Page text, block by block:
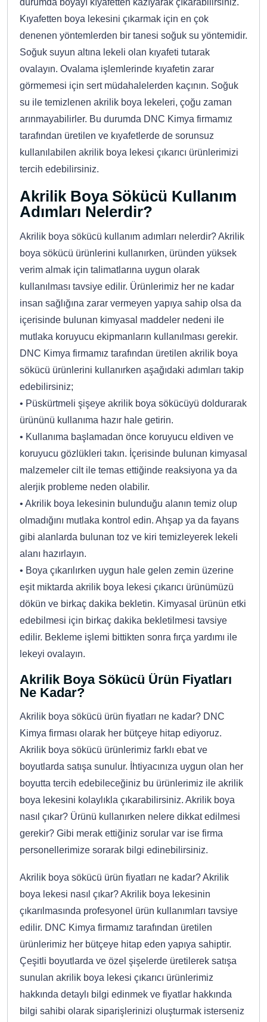
durumda boyayı kıyafetten kazıyarak çıkarabilirsiniz.
Kıyafetten boya lekesini çıkarmak için en çok
denenen yöntemlerden bir tanesi soğuk su yöntemidir.
Soğuk suyun altına lekeli olan kıyafeti tutarak
ovalayın. Ovalama işlemlerinde kıyafetin zarar
görmemesi için sert müdahalelerden kaçının. Soğuk
su ile temizlenen akrilik boya lekeleri, çoğu zaman
arınmayabilirler. Bu durumda DNC Kimya firmamız
tarafından üretilen ve kıyafetlerde de sorunsuz
kullanılabilen akrilik boya lekesi çıkarıcı ürünlerimizi
tercih edebilirsiniz.
Akrilik Boya Sökücü Kullanım
Adımları Nelerdir?
Akrilik boya sökücü kullanım adımları nelerdir? Akrilik
boya sökücü ürünlerini kullanırken, üründen yüksek
verim almak için talimatlarına uygun olarak
kullanılması tavsiye edilir. Ürünlerimiz her ne kadar
insan sağlığına zarar vermeyen yapıya sahip olsa da
içerisinde bulunan kimyasal maddeler nedeni ile
mutlaka koruyucu ekipmanların kullanılması gerekir.
DNC Kimya firmamız tarafından üretilen akrilik boya
sökücü ürünlerini kullanırken aşağıdaki adımları takip
edebilirsiniz;
• Püskürtmeli şişeye akrilik boya sökücüyü doldurarak
ürününü kullanıma hazır hale getirin.
• Kullanıma başlamadan önce koruyucu eldiven ve
koruyucu gözlükleri takın. İçerisinde bulunan kimyasal
malzemeler cilt ile temas ettiğinde reaksiyona ya da
alerjik probleme neden olabilir.
• Akrilik boya lekesinin bulunduğu alanın temiz olup
olmadığını mutlaka kontrol edin. Ahşap ya da fayans
gibi alanlarda bulunan toz ve kiri temizleyerek lekeli
alanı hazırlayın.
• Boya çıkarılırken uygun hale gelen zemin üzerine
eşit miktarda akrilik boya lekesi çıkarıcı ürünümüzü
dökün ve birkaç dakika bekletin. Kimyasal ürünün etki
edebilmesi için birkaç dakika bekletilmesi tavsiye
edilir. Bekleme işlemi bittikten sonra fırça yardımı ile
lekeyi ovalayın.
Akrilik Boya Sökücü Ürün Fiyatları
Ne Kadar?
Akrilik boya sökücü ürün fiyatları ne kadar? DNC
Kimya firması olarak her bütçeye hitap ediyoruz.
Akrilik boya sökücü ürünlerimiz farklı ebat ve
boyutlarda satışa sunulur. İhtiyacınıza uygun olan her
boyutta tercih edebileceğiniz bu ürünlerimiz ile akrilik
boya lekesini kolaylıkla çıkarabilirsiniz. Akrilik boya
nasıl çıkar? Ürünü kullanırken nelere dikkat edilmesi
gerekir? Gibi merak ettiğiniz sorular var ise firma
personellerimize sorarak bilgi edinebilirsiniz.
Akrilik boya sökücü ürün fiyatları ne kadar? Akrilik
boya lekesi nasıl çıkar? Akrilik boya lekesinin
çıkarılmasında profesyonel ürün kullanımları tavsiye
edilir. DNC Kimya firmamız tarafından üretilen
ürünlerimiz her bütçeye hitap eden yapıya sahiptir.
Çeşitli boyutlarda ve özel şişelerde üretilerek satışa
sunulan akrilik boya lekesi çıkarıcı ürünlerimiz
hakkında detaylı bilgi edinmek ve fiyatlar hakkında
bilgi sahibi olarak siparişlerinizi oluşturmak isterseniz